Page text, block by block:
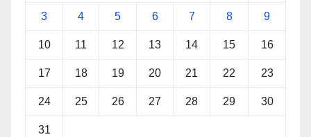
3 4 5 6 7 8 9
10 11 12 13 14 15 16
17 18 19 20 21 22 23
24 25 26 27 28 29 30
31